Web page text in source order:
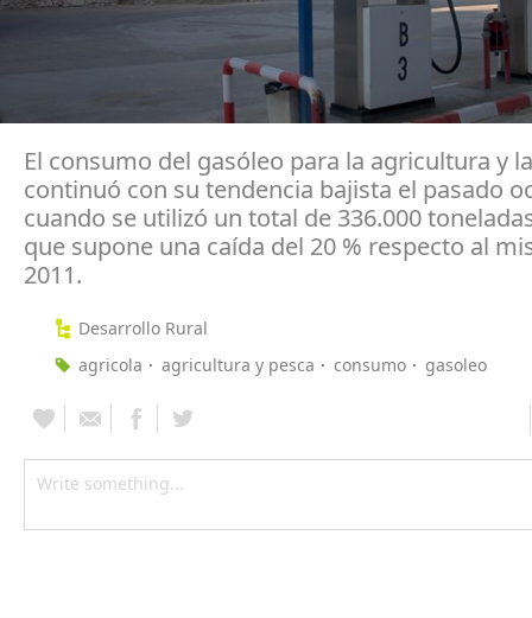
El consumo del gasóleo para la agricultura y
continuó con su tendencia bajista el pasado
cuando se utilizó un total de 336.000
que supone una caída del 20 % respecto al
2011.
Desarrollo Rural
agricola
agricultura y pesca consumo gasoleo